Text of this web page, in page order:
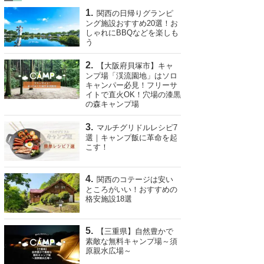
関西の日帰りグランピ
ング施設おすすめ20選！お
しゃれにBBQなどを楽しも
う
【大阪府貝塚市】キャ
ンプ場「渓流園地」はソロ
キャンパー必見！フリーサ
イトで直火OK！穴場の漆黒
の森キャンプ場
マルチグリドルレシピ7
選｜キャンプ飯に革命を起
こす！
関西のコテージは安い
ところがいい！おすすめの
格安施設18選
【三重県】自然豊かで
素敵な無料キャンプ場～須
原親水広場～